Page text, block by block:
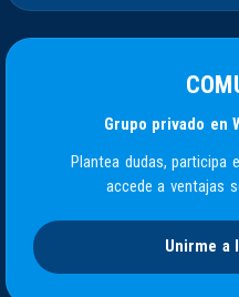
Grupo privado en
Plantea dudas, participa
accede a ventajas
Unirme a